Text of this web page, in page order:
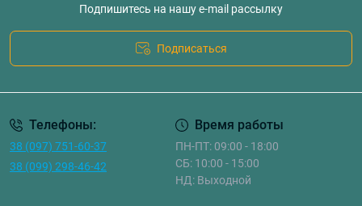
Подпишитесь на нашу e-mail рассылку
Подписаться
Телефоны:
38 (097) 751-60-37
38 (099) 298-46-42
Время работы
ПН-ПТ: 09:00 - 18:00
СБ: 10:00 - 15:00
НД: Выходной